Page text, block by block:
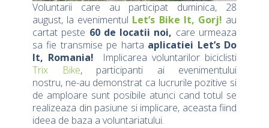
Voluntarii care au participat duminica, 28
august, la evenimentul Let’s Bike It, Gorj! au
cartat peste 60 de locatii noi, care urmeaza
sa fie transmise pe harta aplicatiei Let’s Do
It, Romania! Implicarea voluntarilor biciclisti
Trix Bike, participanti ai evenimentului
nostru, ne-au demonstrat ca lucrurile pozitive si
de amploare sunt posibile atunci cand totul se
realizeaza din pasiune si implicare, aceasta fiind
ideea de baza a voluntariatului.